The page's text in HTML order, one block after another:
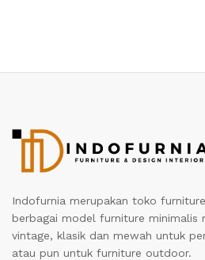
Indofurnia merupakan toko
berbagai model furniture minimalis
vintage, klasik dan mewah untuk
atau pun untuk furniture outdoor.